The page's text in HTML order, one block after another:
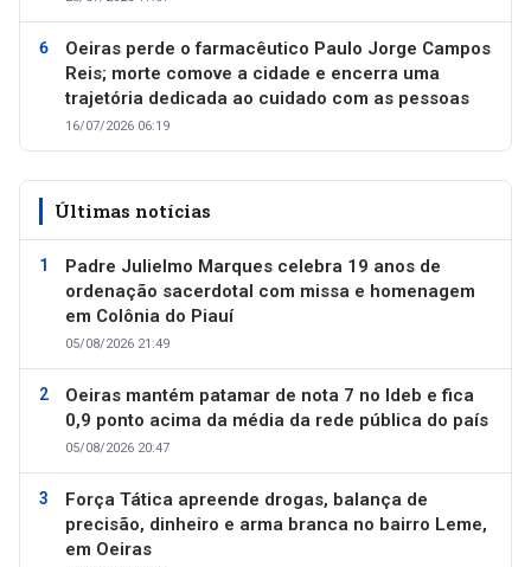
Oeiras perde o farmacêutico Paulo Jorge Campos
Reis; morte comove a cidade e encerra uma
trajetória dedicada ao cuidado com as pessoas
16/07/2026 06:19
Últimas notícias
Padre Julielmo Marques celebra 19 anos de
ordenação sacerdotal com missa e homenagem
em Colônia do Piauí
05/08/2026 21:49
Oeiras mantém patamar de nota 7 no Ideb e fica
0,9 ponto acima da média da rede pública do país
05/08/2026 20:47
Força Tática apreende drogas, balança de
precisão, dinheiro e arma branca no bairro Leme,
em Oeiras